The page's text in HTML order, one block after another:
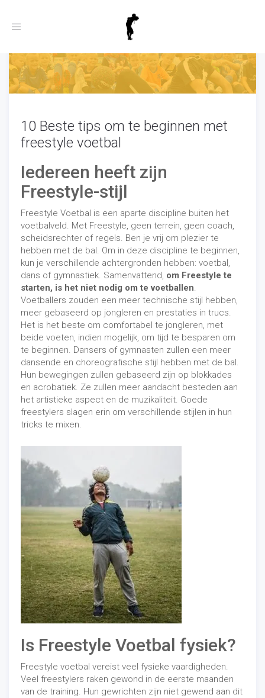
Toggle
10 Beste tips om te beginnen met
freestyle voetbal
Iedereen heeft zijn
Freestyle-stijl
Freestyle Voetbal is een aparte discipline buiten het
voetbalveld. Met Freestyle, geen terrein, geen coach,
scheidsrechter of regels. Ben je vrij om plezier te
hebben met de bal. Om in deze discipline te beginnen,
kun je verschillende achtergronden hebben: voetbal,
dans of gymnastiek. Samenvattend, om Freestyle te
starten, is het niet nodig om te voetballen.
Voetballers zouden een meer technische stijl hebben,
meer gebaseerd op jongleren en prestaties in trucs.
Het is het beste om comfortabel te jongleren, met
beide voeten, indien mogelijk, om tijd te besparen om
te beginnen. Dansers of gymnasten zullen een meer
dansende en choreografische stijl hebben met de bal.
Hun bewegingen zullen gebaseerd zijn op blokkades
en acrobatiek. Ze zullen meer aandacht besteden aan
het artistieke aspect en de muzikaliteit. Goede
freestylers slagen erin om verschillende stijlen in hun
tricks te mixen.
Is Freestyle Voetbal fysiek?
Freestyle voetbal vereist veel fysieke vaardigheden.
Veel freestylers raken gewond in de eerste maanden
van de training. Hun gewrichten zijn niet gewend aan dit